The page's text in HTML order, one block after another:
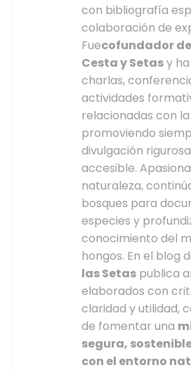
con bibliografía
colaboración de
Fuecofundador
Cesta y Setasy
charlas,
actividades
relacionadas con
promoviendo
divulgación
accesible.
naturaleza,
bosques para
especies y
conocimiento del
hongos. En el blog
las Setas publica
elaborados con
claridad y utilidad,
de fomentar una
segura,
con el entorno